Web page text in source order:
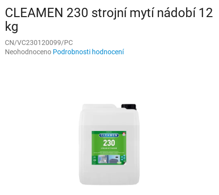
CLEAMEN 230 strojní mytí nádobí 12
kg
CN/VC230120099/PC
Průměrné
Neohodnoceno Podrobnosti hodnocení